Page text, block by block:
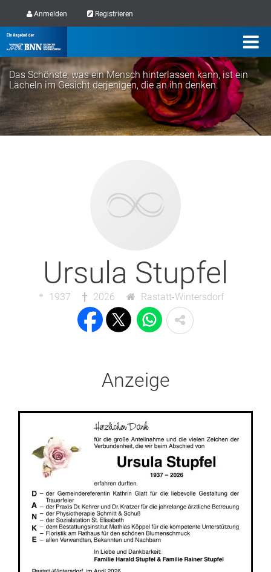
Anmelden Registrieren
Das Schönste, was ein Mensch hinterlassen kann, ist ein
Lächeln im Gesicht derjenigen, die an ihn denken.
Ursula Stupfel
1937 2026 Rastatt-Wintersdorf
Anzeige